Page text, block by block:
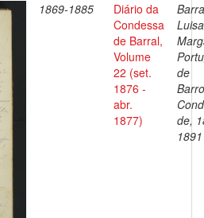
1869-1885
Diário da
Condessa
de Barral,
Volume
22 (set.
1876 -
abr.
1877)
Luisa
de
de,
1891